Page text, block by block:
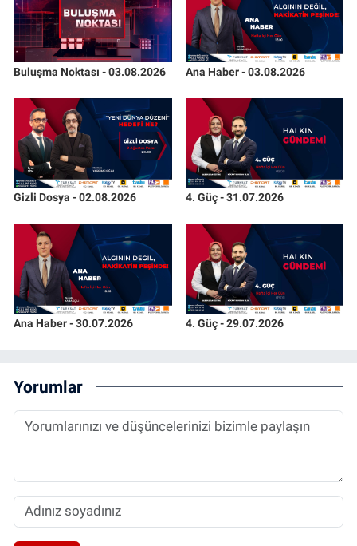
Buluşma Noktası - 03.08.2026 Ana Haber - 03.08.2026
Gizli Dosya - 02.08.2026 4. Güç - 31.07.2026
Ana Haber - 30.07.2026 4. Güç - 29.07.2026
Yorumlar